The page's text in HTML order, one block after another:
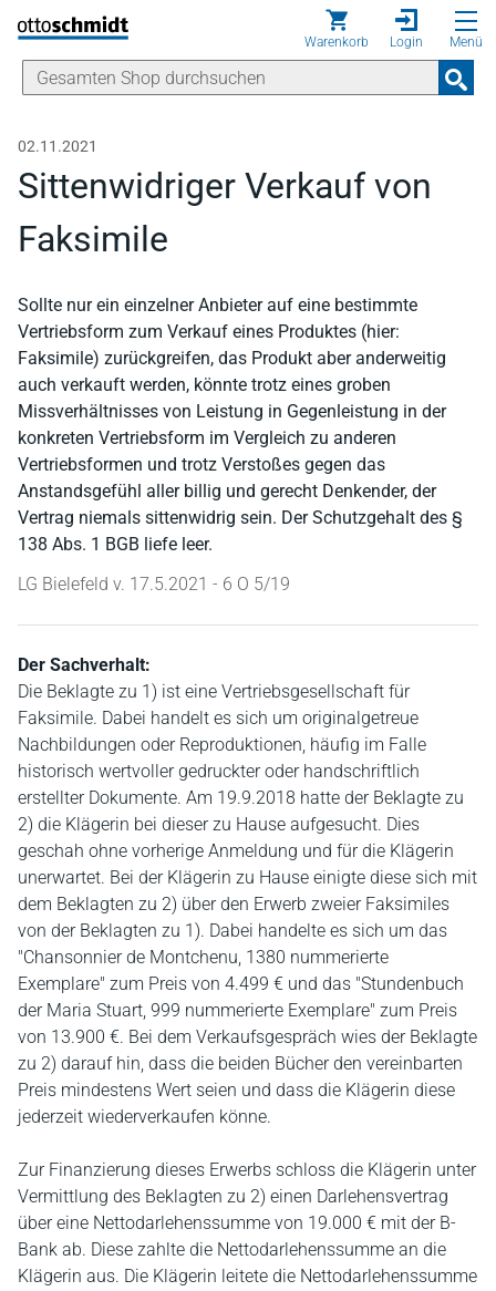
Direkt zum Inhalt
Warenkorb Login Menü
02.11.2021
Sittenwidriger Verkauf von
Faksimile
Sollte nur ein einzelner Anbieter auf eine bestimmte
Vertriebsform zum Verkauf eines Produktes (hier:
Faksimile) zurückgreifen, das Produkt aber anderweitig
auch verkauft werden, könnte trotz eines groben
Missverhältnisses von Leistung in Gegenleistung in der
konkreten Vertriebsform im Vergleich zu anderen
Vertriebsformen und trotz Verstoßes gegen das
Anstandsgefühl aller billig und gerecht Denkender, der
Vertrag niemals sittenwidrig sein. Der Schutzgehalt des §
138 Abs. 1 BGB liefe leer.
LG Bielefeld v. 17.5.2021 - 6 O 5/19
Der Sachverhalt:
Die Beklagte zu 1) ist eine Vertriebsgesellschaft für
Faksimile. Dabei handelt es sich um originalgetreue
Nachbildungen oder Reproduktionen, häufig im Falle
historisch wertvoller gedruckter oder handschriftlich
erstellter Dokumente. Am 19.9.2018 hatte der Beklagte zu
2) die Klägerin bei dieser zu Hause aufgesucht. Dies
geschah ohne vorherige Anmeldung und für die Klägerin
unerwartet. Bei der Klägerin zu Hause einigte diese sich mit
dem Beklagten zu 2) über den Erwerb zweier Faksimiles
von der Beklagten zu 1). Dabei handelte es sich um das
"Chansonnier de Montchenu, 1380 nummerierte
Exemplare" zum Preis von 4.499 € und das "Stundenbuch
der Maria Stuart, 999 nummerierte Exemplare" zum Preis
von 13.900 €. Bei dem Verkaufsgespräch wies der Beklagte
zu 2) darauf hin, dass die beiden Bücher den vereinbarten
Preis mindestens Wert seien und dass die Klägerin diese
jederzeit wiederverkaufen könne.
Zur Finanzierung dieses Erwerbs schloss die Klägerin unter
Vermittlung des Beklagten zu 2) einen Darlehensvertrag
über eine Nettodarlehenssumme von 19.000 € mit der B-
Bank ab. Diese zahlte die Nettodarlehenssumme an die
Klägerin aus. Die Klägerin leitete die Nettodarlehenssumme